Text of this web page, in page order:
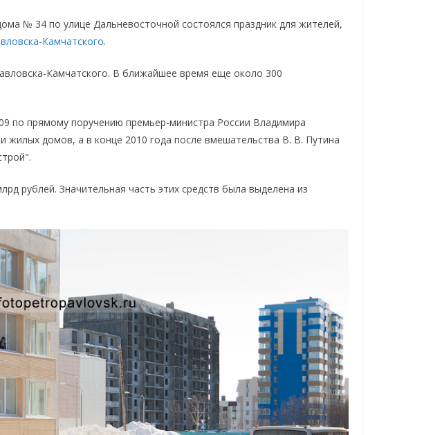
№ 34 по улице Дальневосточной состоялся праздник для жителей,
Камчатского.
Камчатского. В ближайшее время еще около 300
по прямому поручению премьер-министра России Владимира
домов, а в конце 2010 года после вмешательства В. В. Путина
рублей. Значительная часть этих средств была выделена из